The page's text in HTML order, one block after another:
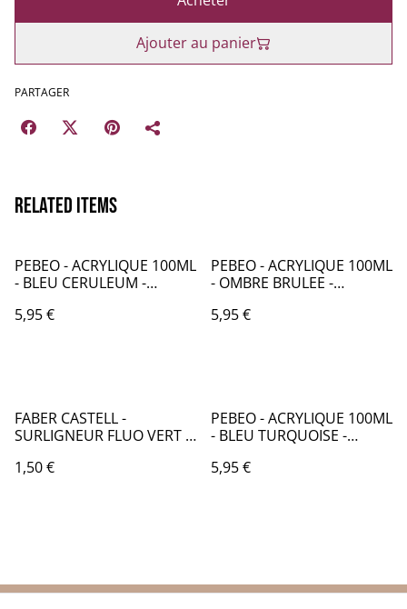
Ajouter au panier
PARTAGER
Related items
PEBEO - ACRYLIQUE 100ML
- BLEU CERULEUM -
5,95 €
PEBEO - ACRYLIQUE 100ML
- OMBRE BRULEE -
5,95 €
FABER CASTELL -
SURLIGNEUR FLUO VERT -
1,50 €
PEBEO - ACRYLIQUE 100ML
- BLEU TURQUOISE -
5,95 €